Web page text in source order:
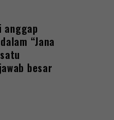
anggap
“Jana
besar